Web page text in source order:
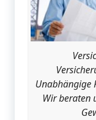
Unabhängige
Wir beraten